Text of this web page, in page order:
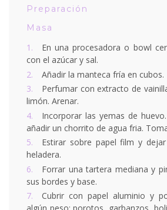
Preparación
Masa
En una procesadora o bowl
con el azúcar y sal.
Añadir la manteca fría en cubos.
Perfumar con extracto de
limón. Arenar.
Incorporar las yemas de
añadir un chorrito de agua fria.
Estirar sobre papel film y
heladera.
Forrar una tartera mediana y
sus bordes y base.
Cubrir con papel aluminio y